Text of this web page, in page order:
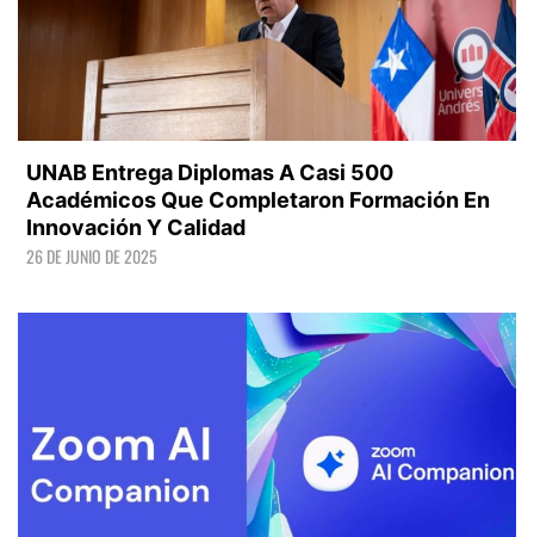
UNAB Entrega Diplomas A Casi 500
Académicos Que Completaron Formación En
Innovación Y Calidad
26 DE JUNIO DE 2025